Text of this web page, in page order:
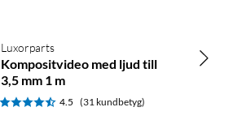
Luxorparts
Kompositvideo med ljud till
3,5 mm 1 m
4.5 (31 kundbetyg)